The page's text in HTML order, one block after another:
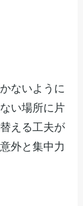
ないように
い場所に片
える工夫が
外と集中力